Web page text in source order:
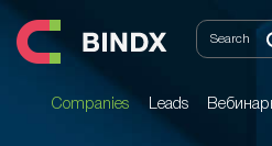
Companies Leads
Companies Leads